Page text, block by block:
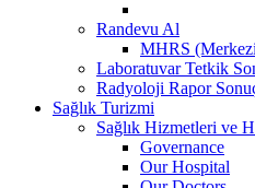
Randevu Al
MHRS
Laboratuvar Tetkik
Radyoloji Rapor
Sağlık Turizmi
Sağlık Hizmetleri ve
Governance
Our Hospital